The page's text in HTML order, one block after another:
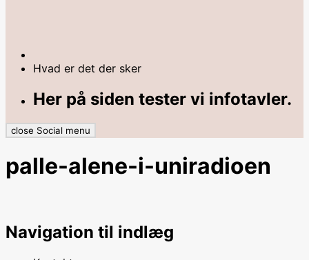
Hvad er det der sker
Her på siden tester vi infotavler.
close Social menu
palle-alene-i-uniradioen
Navigation til indlæg